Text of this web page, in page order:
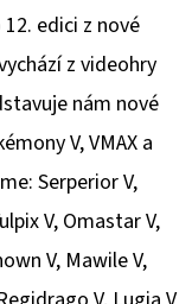
edici z nové
z videohry
nám nové
V, VMAX a
Serperior V,
V, Omastar V,
V, Mawile V,